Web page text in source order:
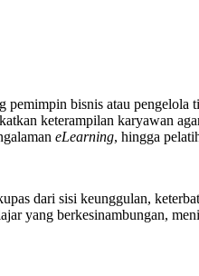
pemimpin bisnis atau pengelola
keterampilan karyawan
eLearning, hingga
dari sisi keunggulan,
yang berkesinambungan,